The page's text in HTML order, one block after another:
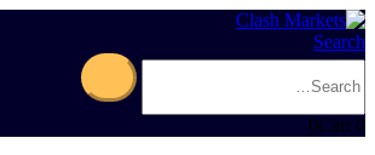
Search
0Cart 0